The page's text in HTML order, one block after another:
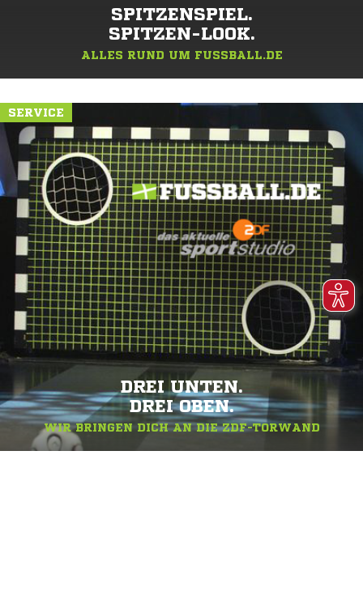
SPITZENSPIEL.
SPITZEN-LOOK.
ALLES RUND UM FUSSBALL.DE
SERVICE
DREI UNTEN.
DREI OBEN.
WIR BRINGEN DICH AN DIE ZDF-TORWAND